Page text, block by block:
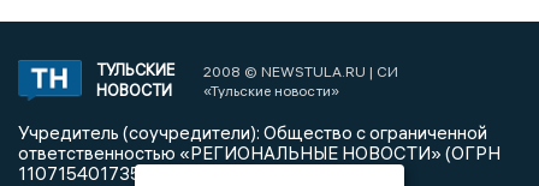
ТУЛЬСКИЕ
НОВОСТИ
2008 © NEWSTULA.RU | СИ
«Тульские новости»
Учредитель (соучредители): Общество с ограниченной
ответственностью «РЕГИОНАЛЬНЫЕ НОВОСТИ» (ОГРН
1107154017354)